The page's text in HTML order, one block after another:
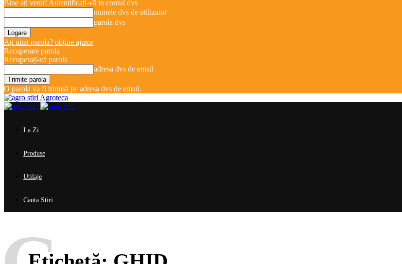
Bine ați venit! Autentificați-vă in contul dvs
numele dvs de utilizator
parola dvs
Ați uitat parola? obține ajutor
Recuperare parola
Recuperați-vă parola
adresa dvs de email
O parola va fi trimisă pe adresa dvs de email.
Agroteca
La Zi
Produse
Utilaje
Cauta Stiri